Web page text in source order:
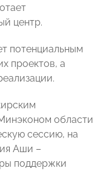
центр.
потенциальным
проектов, а
области
сессию, на
Аши –
поддержки